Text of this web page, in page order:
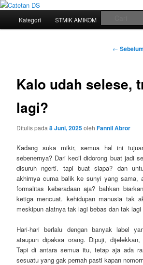
Mari bermimpi dan ciptakan kehendak
Langsung
utama
Kategori STMIK AMIKOM
Navigasi
←
Kalo udah selese,
lagi?
Ditulis pada8 Juni, 2025olehFannil Abror
Kadang suka mikir, semua hal ini
sebenernya? Dari kecil didorong buat jadi
disuruh ngerti. tapi buat siapa? dan
akhirnya cuma balik ke sunyi yang sama,
formalitas keberadaan aja? bahkan
ketiga mencuat. kehidupan manusia tak
meskipun alatnya tak lagi bebas dan tak lagi
Hari-hari berlalu dengan banyak label
ataupun dipaksa orang. Dipuji, dijelekkan,
Tapi di antara semua itu, tetap aja ada
sesuatu yang gak pernah pasti kapan